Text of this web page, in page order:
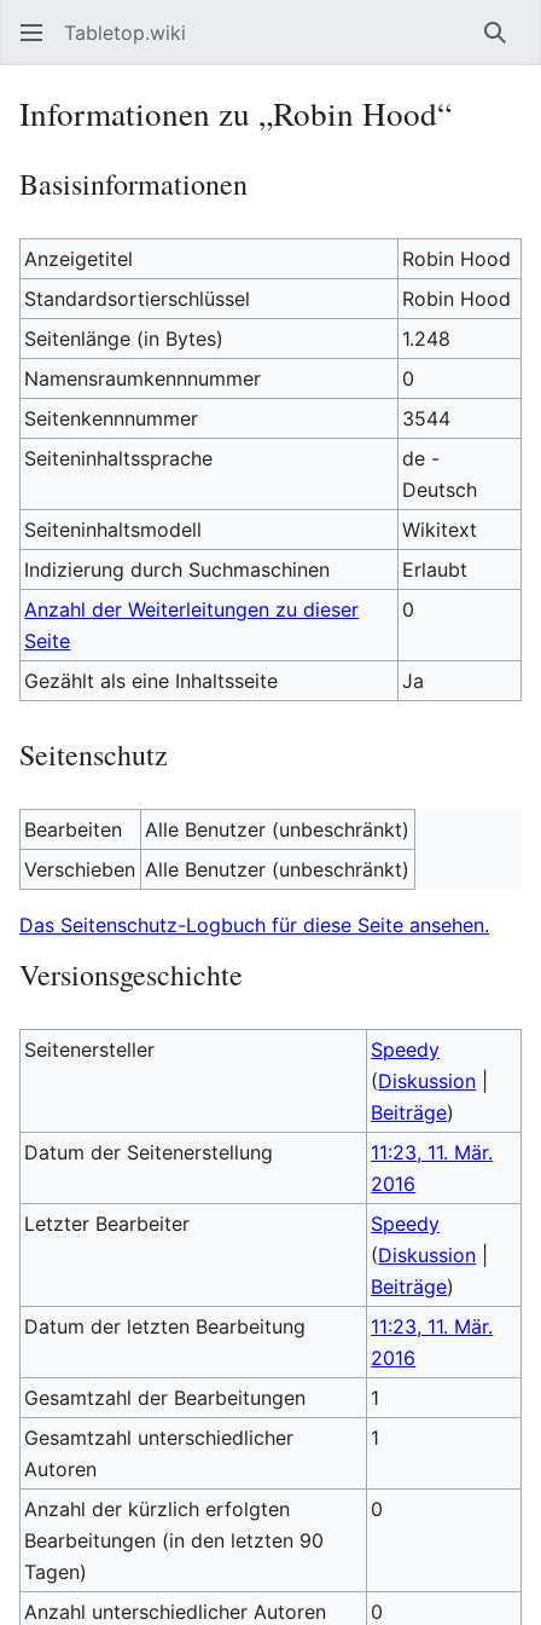
Tabletop.wiki
Informationen zu „Robin Hood“
Basisinformationen
Anzeigetitel
Robin Hood
Standardsortierschlüssel
Robin Hood
Seitenlänge (in Bytes)
1.248
Namensraumkennnummer
0
Seitenkennnummer
3544
Seiteninhaltssprache
de -
Deutsch
Seiteninhaltsmodell
Wikitext
Indizierung durch Suchmaschinen
Erlaubt
Anzahl der Weiterleitungen zu dieser
Seite
0
Gezählt als eine Inhaltsseite Ja
Seitenschutz
Bearbeiten
Alle Benutzer (unbeschränkt)
Verschieben Alle Benutzer (unbeschränkt)
Das Seitenschutz-Logbuch für diese Seite ansehen.
Versionsgeschichte
Seitenersteller
Speedy
(Diskussion
Beiträge)
Datum der Seitenerstellung
11:23, 11. Mär.
2016
Letzter Bearbeiter
Speedy
(Diskussion
Beiträge)
Datum der letzten Bearbeitung
11:23, 11. Mär.
2016
Gesamtzahl der Bearbeitungen
1
Gesamtzahl unterschiedlicher
Autoren
1
Anzahl der kürzlich erfolgten
Bearbeitungen (in den letzten 90
Tagen)
0
Anzahl unterschiedlicher Autoren 0